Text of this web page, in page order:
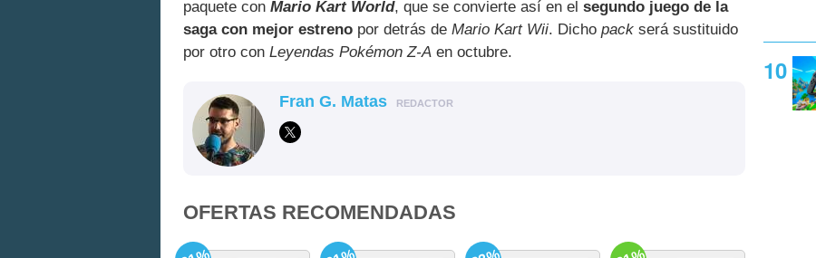
paquete con Mario Kart World, que se convierte así en el segundo juego de la
saga con mejor estreno por detrás de Mario Kart Wii. Dicho pack será sustituido
por otro con Leyendas Pokémon Z-A en octubre.
Fran G. Matas REDACTOR
OFERTAS RECOMENDADAS